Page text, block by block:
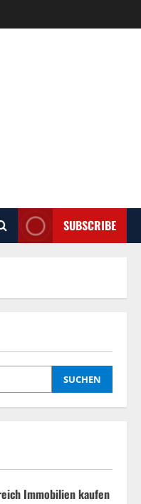
SUBSCRIBE
SUCHEN
Immobilien kaufen